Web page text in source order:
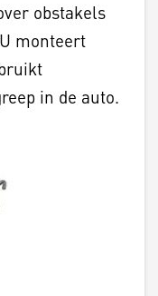
obstakels
monteert
in de auto.